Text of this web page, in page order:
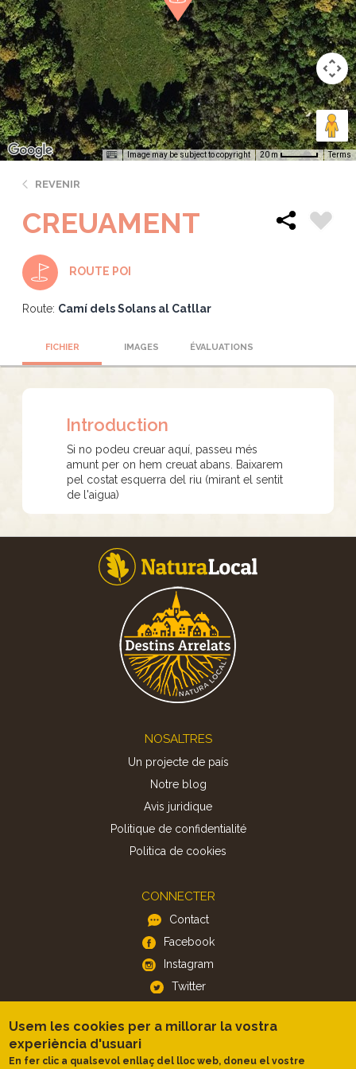
Image may be subject to copyright 20 m Terms
REVENIR
CREUAMENT
ROUTE POI
Route: Camí dels Solans al Catllar
FICHIER IMAGES ÉVALUATIONS
Introduction
Si no podeu creuar aquí, passeu més
amunt per on hem creuat abans. Baixarem
pel costat esquerra del riu (mirant el sentit
de l'aigua)
NOSALTRES
Un projecte de país
Notre blog
Avis juridique
Politique de confidentialité
Politica de cookies
CONNECTER
Contact
Facebook
Instagram
Twitter
APP
iOS
Usem les cookies per a millorar la vostra
experiència d'usuari
En fer clic a qualsevol enllaç del lloc web, doneu el vostre